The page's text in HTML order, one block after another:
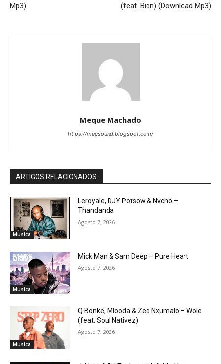
Mp3)
(feat. Bien) (Download Mp3)
Meque Machado
https://mecsound.blogspot.com/
ARTIGOS RELACIONADOS
Musica
Leroyale, DJY Potsow & Nvcho –
Thandanda
Agosto 7, 2026
Musica
Mick Man & Sam Deep – Pure Heart
Agosto 7, 2026
Musica
Q Bonke, Mlooda & Zee Nxumalo – Wole
(feat. Soul Nativez)
Agosto 7, 2026